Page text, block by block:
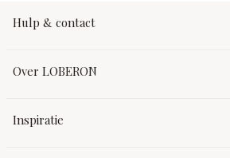
Hulp & contact
Over LOBERON
Inspiratie